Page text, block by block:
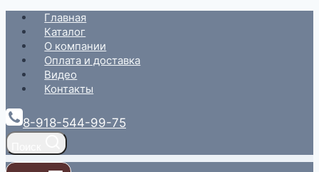
Перейти
содержимому
Главная
Каталог
О компании
Оплата и доставка
Видео
Контакты
8-918-544-99-75